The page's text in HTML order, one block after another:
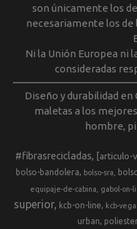
son únicamente los
necesariamente los de
Ni la Unión Europea ni
consideradas
Diseño y durabilidad
maletas a los
hombre,
#fibrasrecicladas [articulo-
bolso-bandolera bolso-sra
equipaje-de-cabina gabol-on-
superior
kcb-on-line kcb-
urban